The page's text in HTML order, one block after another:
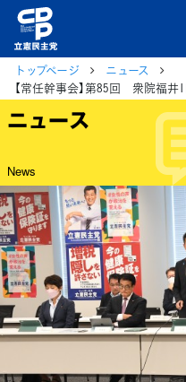
トップページ
ニュース
【常任幹事会】第85回 衆院福井
ニュース
News